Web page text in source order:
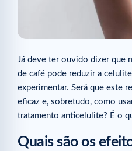
Já deve ter ouvido dizer que
de café pode reduzir a
experimentar. Será que este
eficaz e, sobretudo, como
tratamento anticelulite? É o
Quais são os